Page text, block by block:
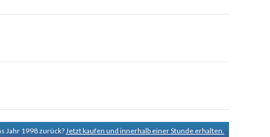
Jahr 1998 zurück?Jetzt kaufen und innerhalb einer Stunde erhalten.